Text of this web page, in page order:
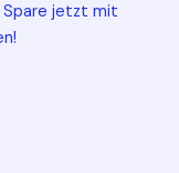
Spare jetzt mit